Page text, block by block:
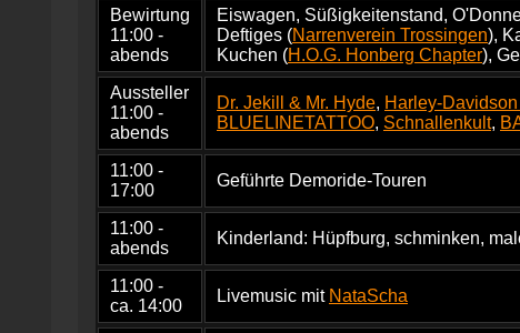
Bewirtung
11:00 -
abends
Eiswagen, Süßig­keiten­stand,
Deftiges (Narrenverein Trossingen),
Kuchen (H.O.G. Honberg Chapter),
Aussteller
11:00 -
abends
Dr. Jekill & Mr. Hyde, Harley-
BLUELINETATTOO, Schnallenkult,
11:00 -
17:00
Geführte Demoride-Touren
11:00 -
abends
Kinderland: Hüpfburg, schminken,
11:00 -
ca. 14:00
Livemusic mit NataScha